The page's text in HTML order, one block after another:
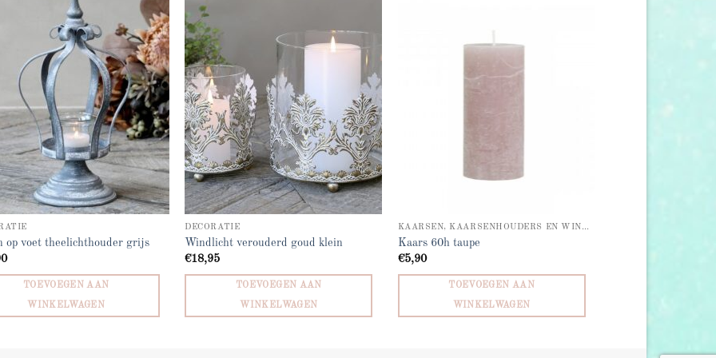
Add to
wishlist
op voet theelichthouder grijs
TOEVOEGEN AAN
WINKELWAGEN
wishlist
DECORATIE
Windlicht verouderd goud klein
€18,95
TOEVOEGEN AAN
WINKELWAGEN
KAARSEN, KAARSENHOUDERS EN WINDLICHTEN
Kaars 60h taupe
€5,90
TOEVOEGEN AAN
WINKELWAGEN